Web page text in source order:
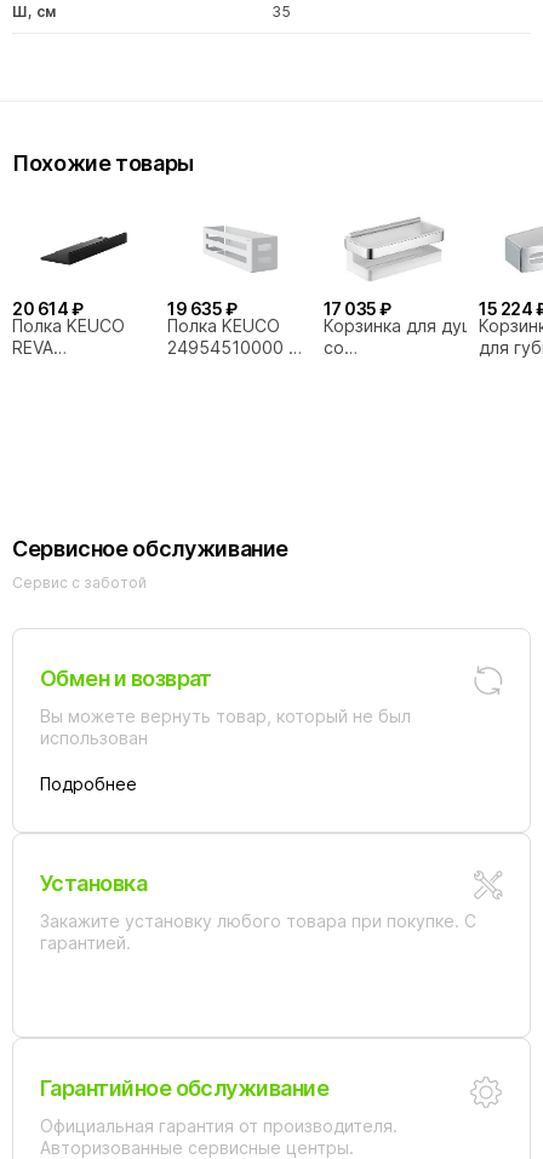
Ш, см 35
Похожие товары
20 614 ₽
Полка KEUCO
REVA
19 635 ₽
Полка KEUCO
24954510000 32
17 035 ₽
Корзинка для душа
со
15 224
для
Сервисное обслуживание
Сервис с заботой
Обмен и возврат
Вы можете вернуть товар, который не был
использован
Подробнее
Установка
Закажите установку любого товара при покупке. С
гарантией.
Гарантийное обслуживание
Официальная гарантия от производителя.
Авторизованные сервисные центры.